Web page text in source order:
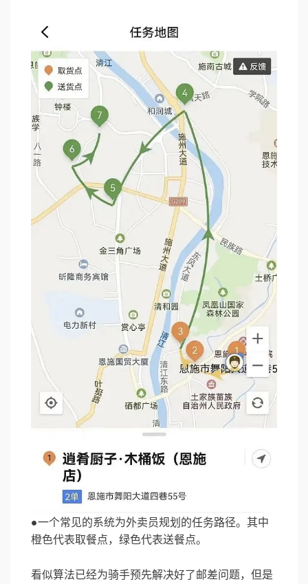
●一个常见的系统为外卖员规划的任务路径。其中
橙色代表取餐点，绿色代表送餐点。
看似算法已经为骑手预先解决好了邮差问题，但是